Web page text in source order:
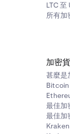
貸款
可在頁面底
貸款的詳情。
持有的資產總量
據市場價格計算的
：
與您的平
除非資產出售，
相關活動
LTC 至
所有加
加密
甚麼是
Bitcoin
最佳加
最佳加